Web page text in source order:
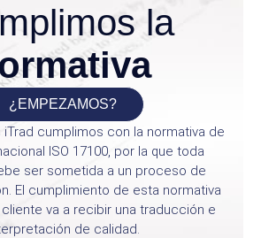
la
¿EMPEZAMOS?
iTrad cumplimos con la normativa de
ISO 17100, por la que toda
ser sometida a un proceso de
El cumplimiento de esta normativa
va a recibir una traducción e
de calidad.